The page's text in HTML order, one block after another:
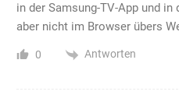
in der Samsung-TV-App und
aber nicht im Browser übers
0 Antworten